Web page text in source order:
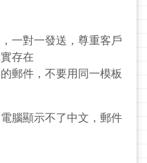
一對一發送，尊重客戶
存在
郵件，不要用同一模板
腦顯示不了中文，郵件